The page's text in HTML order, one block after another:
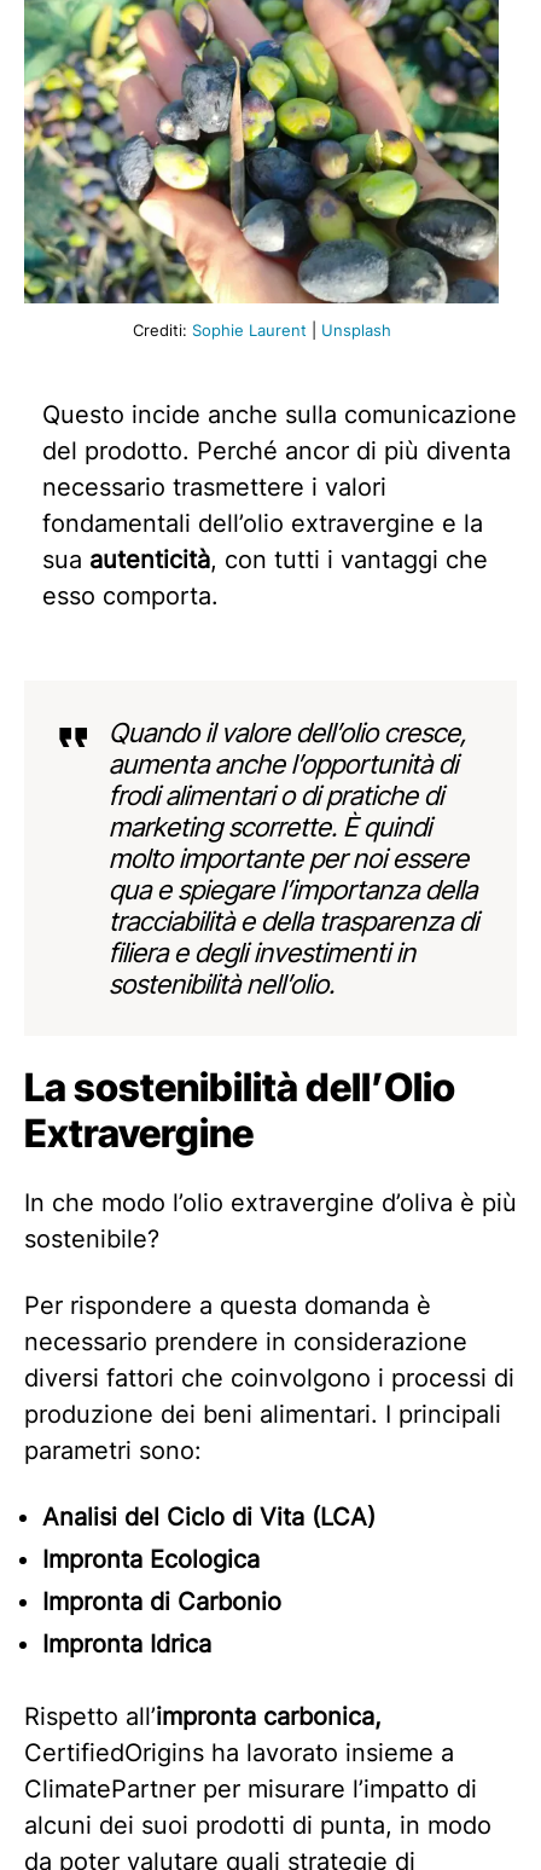
Crediti: Sophie Laurent| Unsplash
Questo incide anche sulla comunicazione
del prodotto. Perché ancor di più diventa
necessario trasmettere i valori
fondamentali dell’olio extravergine e la
sua autenticità, con tutti i vantaggi che
esso comporta.
Quando il valore dell’olio cresce,
aumenta anche l’opportunità di
frodi alimentari o di pratiche di
marketing scorrette. È quindi
molto importante per noi essere
qua e spiegare l’importanza della
tracciabilità e della trasparenza di
filiera e degli investimenti in
sostenibilità nell’olio.
La sostenibilità dell’Olio
Extravergine
In che modo l’olio extravergine d’oliva è più
sostenibile?
Per rispondere a questa domanda è
necessario prendere in considerazione
diversi fattori che coinvolgono i processi di
produzione dei beni alimentari. I principali
parametri sono:
Analisi del Ciclo di Vita (LCA)
Impronta Ecologica
Impronta di Carbonio
Impronta Idrica
Rispetto all’impronta carbonica,
CertifiedOrigins ha lavorato insieme a
ClimatePartner per misurare l’impatto di
alcuni dei suoi prodotti di punta, in modo
da poter valutare quali strategie di